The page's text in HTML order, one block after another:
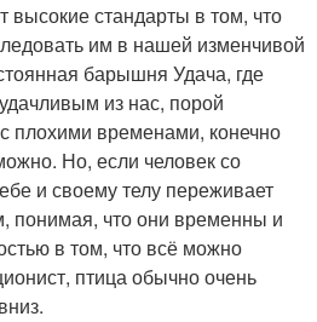
стандарты в том, что
им в нашей изменчивой
барышня Удача, где
из нас, порой
плохими временами, конечно
Но, если человек со
и своему телу переживает
понимая, что они временны и
в том, что всё можно
птица обычно очень